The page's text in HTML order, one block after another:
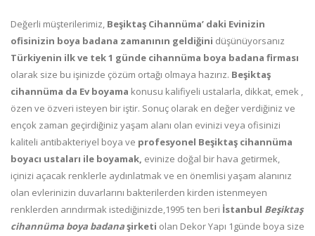
Değerli müşterilerimiz, Beşiktaş Cihannüma’ daki Evinizin
ofisinizin boya badana zamanının geldiğini düşünüyorsanız
Türkiyenin ilk ve tek 1 günde cihannüma boya badana firması
olarak size bu işinizde çözüm ortağı olmaya hazırız. Beşiktaş
cihannüma da Ev boyama konusu kalifiyeli ustalarla, dikkat, emek ,
özen ve özveri isteyen bir iştir. Sonuç olarak en değer verdiğiniz ve
ençok zaman geçirdiğiniz yaşam alanı olan evinizi veya ofisinizi
kaliteli antibakteriyel boya ve profesyonel Beşiktaş cihannüma
boyacı ustaları ile boyamak, evinize doğal bir hava getirmek,
içinizi açacak renklerle aydınlatmak ve en önemlisi yaşam alanınız
olan evlerinizin duvarlarını bakterilerden kirden istenmeyen
renklerden arındırmak istediğinizde,1995 ten beri İstanbul Beşiktaş
cihannüma boya badanaşirketi olan Dekor Yapı 1günde boya size